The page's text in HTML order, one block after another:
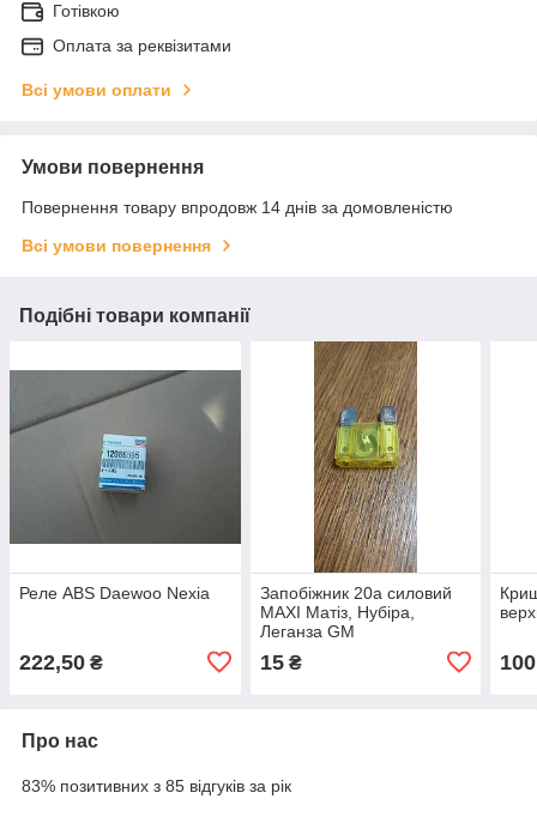
Готівкою
Оплата за реквізитами
Всі умови оплати
Умови повернення
Повернення товару впродовж 14 днів за домовленістю
Всі умови повернення
Подібні товари компанії
Реле ABS Daewoo Nexia
222,50 ₴
Запобіжник 20а силовий
MAXI Матіз, Нубіра,
Леганза GM
15₴ 100
Про нас
83% позитивних з 85 відгуків за рік